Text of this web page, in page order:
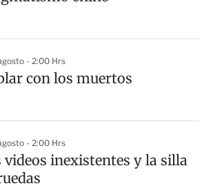
- 2:00 Hrs
con los muertos
- 2:00 Hrs
videos inexistentes y la silla